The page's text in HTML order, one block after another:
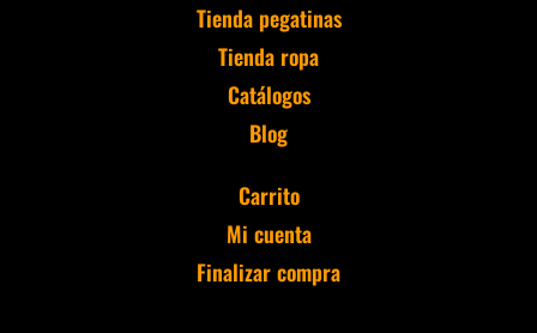
Tienda pegatinas
Tienda ropa
Catálogos
Blog
Carrito
Mi cuenta
Finalizar compra